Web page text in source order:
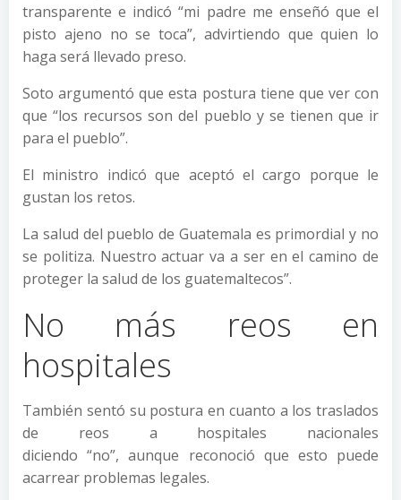
transparente e indicó “mi padre me enseñó que el
pisto ajeno no se toca”, advirtiendo que quien lo
haga será llevado preso.
Soto argumentó que esta postura tiene que ver con
que “los recursos son del pueblo y se tienen que ir
para el pueblo”.
El ministro indicó que aceptó el cargo porque le
gustan los retos.
La salud del pueblo de Guatemala es primordial y no
se politiza. Nuestro actuar va a ser en el camino de
proteger la salud de los guatemaltecos”.
No más reos en
hospitales
También sentó su postura en cuanto a los traslados
de reos a hospitales nacionales
diciendo “no”, aunque reconoció que esto puede
acarrear problemas legales.